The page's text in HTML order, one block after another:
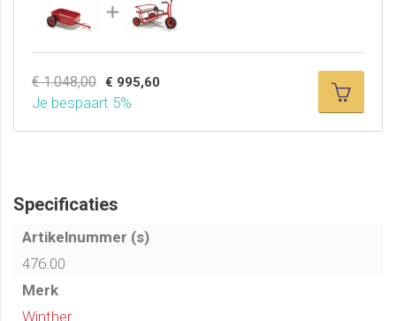
€ 1.048,00 € 995,60
Je bespaart 5%
Specificaties
Artikelnummer (s)
476.00
Merk
Winther